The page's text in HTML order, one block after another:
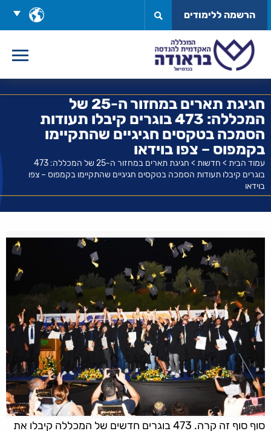
לתוכן
בחר
שפה
הרשמה ללימודים
חגיגת תארים במחזור ה-25 של
המכללה: 473 בוגרים קיבלו תעודות
הסמכה בטקסים חגיגיים שהתקיימו
בקמפוס – צפו בוידאו
עמוד הבית > חדשות >
חגיגת תארים במחזור ה-25 של המכללה: 473
בוגרים קיבלו תעודות הסמכה בטקסים חגיגיים שהתקיימו בקמפוס – צפו
בוידאו
סוף סוף זה קרה. 473 בוגרים חדשים של המכללה קיבלו את